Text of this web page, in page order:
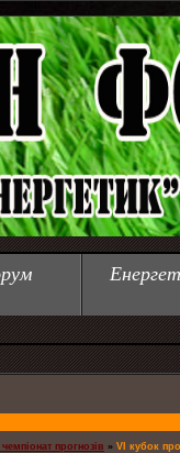
прогнозів » VІ кубок